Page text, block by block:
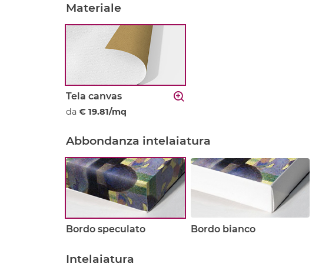
Materiale
Tela canvas
da € 19.81/mq
Abbondanza intelaiatura
Bordo speculato Bordo bianco
Intelaiatura